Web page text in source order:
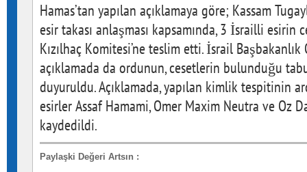
Hamas’tan yapılan açıklamaya göre; Kassam
esir takası anlaşması kapsamında, 3 İsrailli esirin
Kızılhaç Komitesi’ne teslim etti. İsrail Başbakanlık
açıklamada da ordunun, cesetlerin bulunduğu
duyuruldu. Açıklamada, yapılan kimlik tespitinin
esirler Assaf Hamami, Omer Maxim Neutra ve Oz
kaydedildi.
Paylaşki Değeri Artsın :